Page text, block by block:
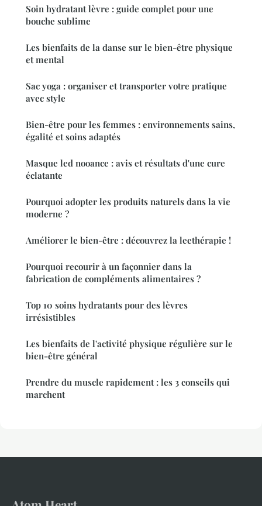
Soin hydratant lèvre : guide complet pour une
bouche sublime
Les bienfaits de la danse sur le bien-être physique
et mental
Sac yoga : organiser et transporter votre pratique
avec style
Bien-être pour les femmes : environnements sains,
égalité et soins adaptés
Masque led nooance : avis et résultats d'une cure
éclatante
Pourquoi adopter les produits naturels dans la vie
moderne ?
Améliorer le bien-être : découvrez la leethérapie !
Pourquoi recourir à un façonnier dans la
fabrication de compléments alimentaires ?
Top 10 soins hydratants pour des lèvres
irrésistibles
Les bienfaits de l'activité physique régulière sur le
bien-être général
Prendre du muscle rapidement : les 3 conseils qui
marchent